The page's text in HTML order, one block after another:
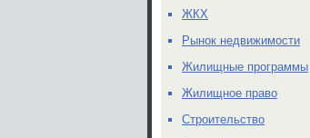
ЖКХ
Рынок недвижимости
Жилищные программы
Жилищное право
Строительство